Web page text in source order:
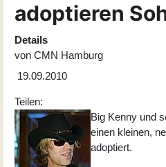
adoptieren
Details
von CMN Hamburg
19.09.2010
Teilen:
Big Kenny und
einen kleinen,
adoptiert.